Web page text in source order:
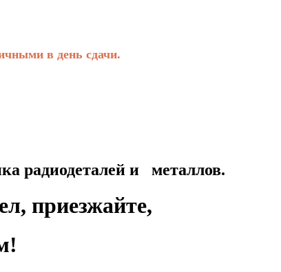
в день сдачи.
и металлов.
приезжайте,